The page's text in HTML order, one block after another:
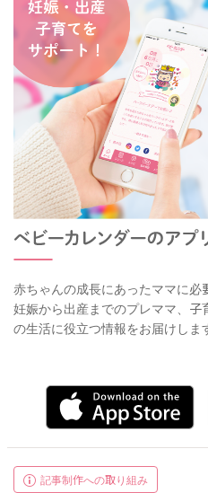
赤ちゃんの成長にあったママに必
妊娠から出産までのプレママ、子
の生活に役立つ情報をお届けしま
記事制作への取り組み